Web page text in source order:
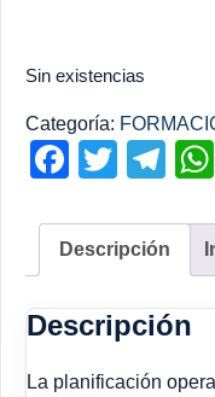
Sin existencias
Categoría:
Descripción
Descripción
La planificación